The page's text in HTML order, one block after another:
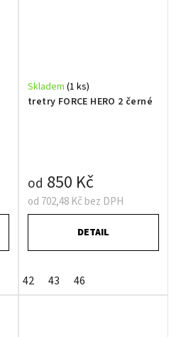
tretry FORCE HERO 2 černé
Skladem (1 ks)
od 702,48 Kč bez DPH
od 850 Kč
DETAIL
42 43 46